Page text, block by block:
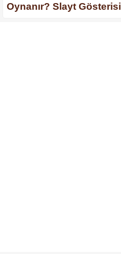
Oynanır? Slayt Gösterisi